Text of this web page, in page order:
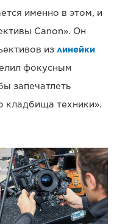
именно в этом, и
Canon». Он
из линейки
фокусным
запечатлеть
кладбища техники».